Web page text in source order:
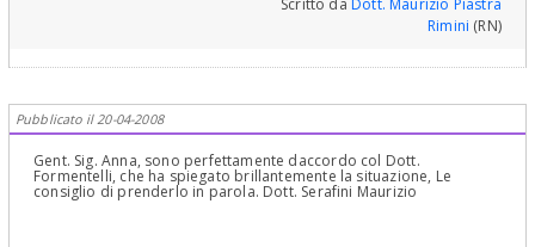
Scritto daDott. Maurizio Piastra
Rimini (RN)
Pubblicato il 20-04-2008
Gent. Sig. Anna, sono perfettamente daccordo col Dott.
Formentelli, che ha spiegato brillantemente la situazione, Le
consiglio di prenderlo in parola. Dott. Serafini Maurizio